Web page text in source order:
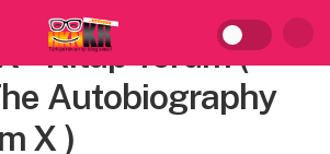
– Kitap Yorum (
Autobiography
X )